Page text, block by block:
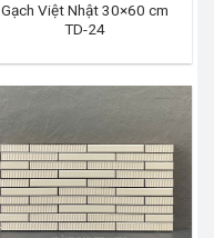
Gạch Việt Nhật 30×60 cm
TD-24